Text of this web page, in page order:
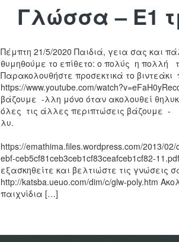
Γλώσσα – Ε1
Πέμπτη 21/5/2020 Παιδιά, γεια σας και
θυμηθούμε το επίθετο: ο πολύς η πολλή
Παρακολουθήστε προσεκτικά το βιντεάκι
https://www.youtube.com/
βάζουμε -λλη μόνο όταν ακολουθεί
όλες τις άλλες περιπτώσεις βάζουμε -
λυ.
https://emathima.files.wordpress.com/2013/
ebf-ceb5cf81ceb3ceb1cf83ceafceb1cf82-
εξασκηθείτε και βελτιώστε τις γνώσεις
http://katsba.ueuo.com/dim/c/glw-poly.htm
παιχνίδια […]